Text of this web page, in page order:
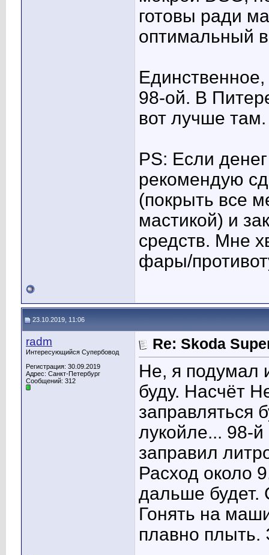
готовы ради
оптимальный
98-ой. В
вот лучше там.
PS: Если
рекомендую
(покрыть все
мастикой) и
средств. Мне
фары/
23.10.2019, 11:06
radm
Интересующийся Супербовод
Регистрация: 30.09.2019
Адрес: Санкт-Петербург
Сообщений: 312
Re: Skoda
Не, я подумал
буду. Насчёт
заправляться
лукойле... 98-
заправил
Расход около
дальше будет.
Гонять на
плавно плыть.